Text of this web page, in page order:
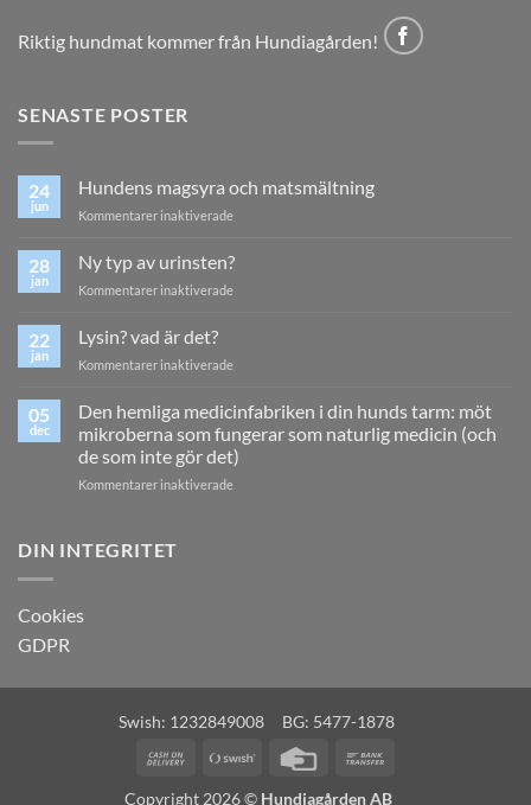
Riktig hundmat kommer från Hundiagården!
SENASTE POSTER
24
jun
Hundens magsyra och matsmältning
Kommentarer inaktiverade
magsyra
28
jan
Ny typ av urinsten?
Kommentarer inaktiverade
22
jan
Lysin? vad är det?
Kommentarer inaktiverade
vad
det?
05
dec
Den hemliga medicinfabriken i din hunds tarm: möt
mikroberna som fungerar som naturlig medicin (och
de som inte gör det)
Kommentarer inaktiverade
som
som
medicin
DIN INTEGRITET
Cookies
GDPR
Swish: 1232849008 BG: 5477-1878
Cash
Swish
Credit
Copyright 2026 © Hundiagården AB